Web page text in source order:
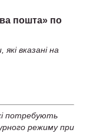
пошта» по
вказані на
потребують
режиму при